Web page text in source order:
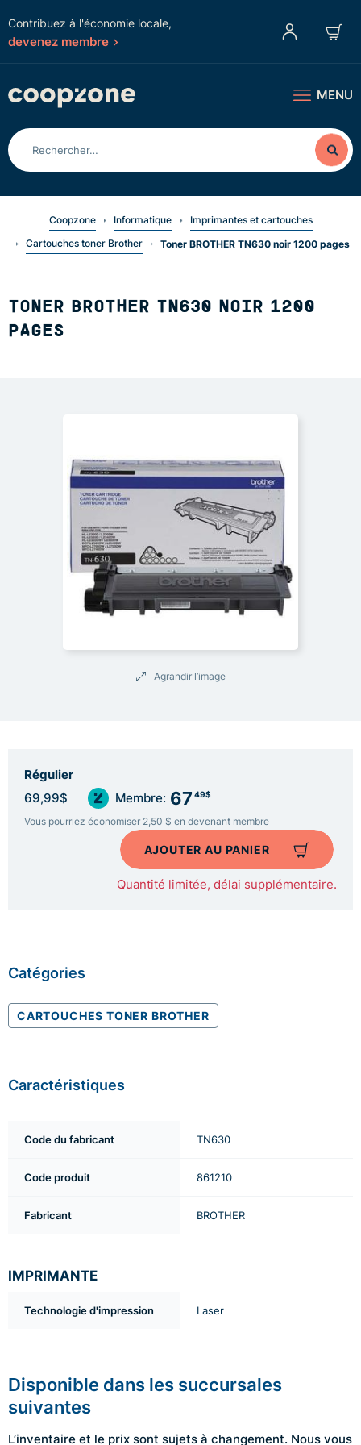
Contribuez à l'économie locale,
devenez membre
MENU
Coopzone Informatique
Imprimantes et cartouches
Cartouches toner Brother
Toner BROTHER TN630 noir 1200 pages
TONER BROTHER TN630 NOIR 1200
PAGES
Agrandir l’image
Régulier
69,99$ Membre: 67 49$
Vous pourriez économiser 2,50 $ en devenant membre
AJOUTER AU PANIER
Quantité limitée, délai supplémentaire.
Catégories
CARTOUCHES TONER BROTHER
Caractéristiques
Code du fabricant TN630
Code produit 861210
Fabricant BROTHER
IMPRIMANTE
Technologie d'impression Laser
Disponible dans les succursales
suivantes
L’inventaire et le prix sont sujets à changement. Nous vous